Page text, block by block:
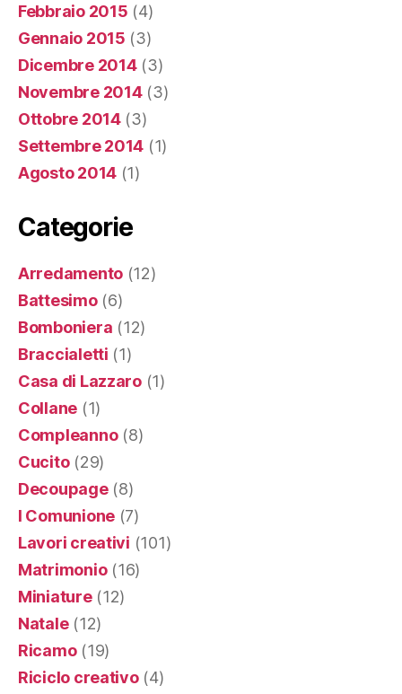
Febbraio 2015 (4)
Gennaio 2015 (3)
Dicembre 2014(3)
Novembre 2014(3)
Ottobre 2014(3)
Settembre 2014 (1)
Agosto 2014 (1)
Categorie
Arredamento (12)
Battesimo(6)
Bomboniera (12)
Braccialetti (1)
Casa di Lazzaro(1)
Collane (1)
Compleanno(8)
Cucito(29)
Decoupage(8)
I Comunione (7)
Lavori creativi (101)
Matrimonio(16)
Miniature(12)
Natale(12)
Ricamo(19)
Riciclo creativo(4)